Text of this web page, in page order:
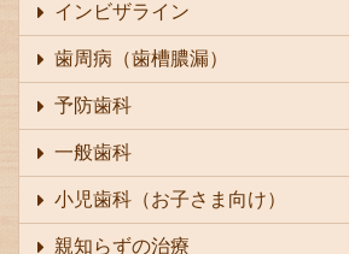
インビザライン
歯周病（歯槽膿漏）
予防歯科
一般歯科
小児歯科（お子さま向け）
親知らずの治療